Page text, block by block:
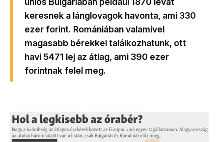
keresnek a lánglovagok havonta, ami 330
ezer forint. Romániában valamivel
magasabb bérekkel találkozhatunk, ott
havi 5471 lej az átlag, ami 390 ezer
forintnak felel meg.